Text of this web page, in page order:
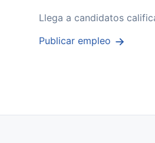
Llega a candidatos
Publicar empleo